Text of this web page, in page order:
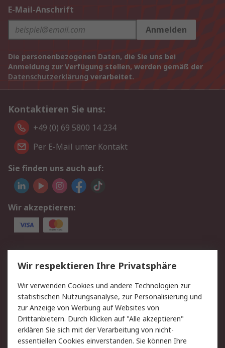
E-Mail-Anschrift
Anmelden
Die personenbezogenen Daten, die Sie uns bei
Anmeldung zur Verfügung stellen, werden gemäß der
Datenschutzerklärung verarbeitet.
Kontaktieren Sie uns:
+49 (0) 69 5800 14 234
Per E-Mail unter Kontakt
Sie finden uns auch auf:
Wir akzeptieren:
Service
Value Added Services
Lieferlösungen
Rücksendungen
Kontakt
Hilfe
Privatkunden
Rechtliches
AGB Datenschutz
Wir respektieren Ihre Privatsphäre
Wir verwenden Cookies und andere Technologien zur
statistischen Nutzungsanalyse, zur Personalisierung und
zur Anzeige von Werbung auf Websites von
Drittanbietern. Durch Klicken auf "Alle akzeptieren"
erklären Sie sich mit der Verarbeitung von nicht-
essentiellen Cookies einverstanden. Sie können Ihre